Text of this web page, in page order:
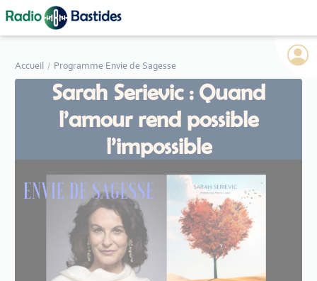
Accueil Programme Envie de Sagesse
Sarah Serievic : Quand
l’amour rend possible
l’impossible
Panneau de gestion des cookies